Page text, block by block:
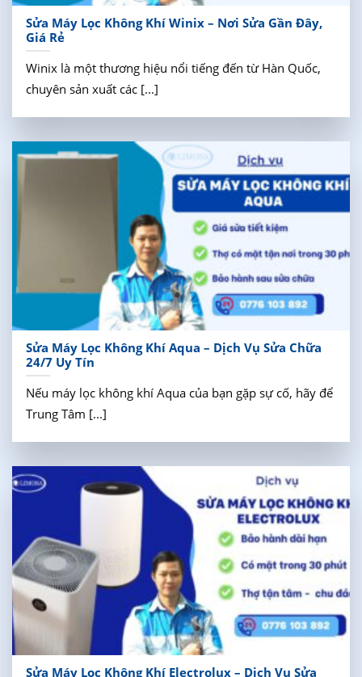
Sửa Máy Lọc Không Khí Winix – Nơi Sửa Gần Đây,
Giá Rẻ
Winix là một thương hiệu nổi tiếng đến từ Hàn Quốc,
chuyên sản xuất các [...]
Sửa Máy Lọc Không Khí Aqua – Dịch Vụ Sửa Chữa
24/7 Uy Tín
Nếu máy lọc không khí Aqua của bạn gặp sự cố, hãy để
Trung Tâm [...]
Sửa Máy Lọc Không Khí Electrolux – Dịch Vụ Sửa